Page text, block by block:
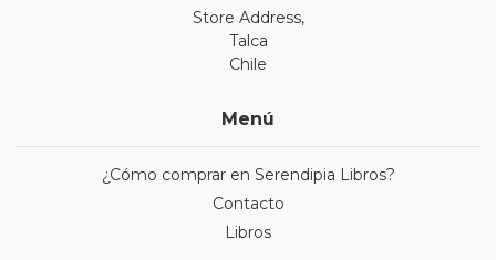
Store Address,
Talca
Chile
Menú
¿Cómo comprar en Serendipia Libros?
Contacto
Libros